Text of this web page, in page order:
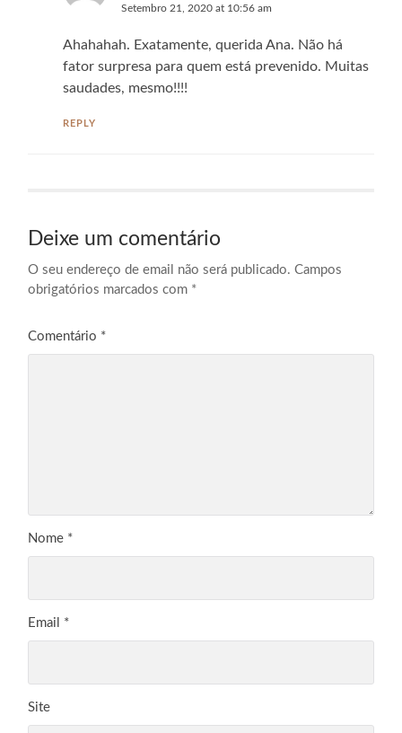
Setembro 21, 2020 at 10:56 am
Ahahahah. Exatamente, querida Ana. Não há
fator surpresa para quem está prevenido. Muitas
saudades, mesmo!!!!
REPLY
Deixe um comentário
O seu endereço de email não será publicado. Campos
obrigatórios marcados com *
Comentário *
Nome *
Email *
Site